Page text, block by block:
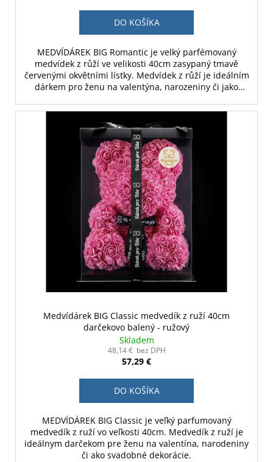
DO KOŠÍKA
MEDVÍDÁREK BIG Romantic je velký parfémovaný
medvídek z růží ve velikosti 40cm zasypaný tmavě
červenými okvětními lístky. Medvídek z růží je ideálním
dárkem pro ženu na valentýna, narozeniny či jako
Medvídárek BIG Classic medvedík z ruží 40cm
darčekovo balený - ružový
Skladem
48,14 € bez DPH
57,29 €
DO KOŠÍKA
MEDVÍDÁREK BIG Classic je veľký parfumovaný
medvedík z ruží vo veľkosti 40cm. Medvedík z ruží je
ideálnym darčekom pre ženu na valentína, narodeniny
či ako svadobné dekorácie.